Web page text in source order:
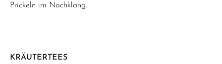
Prickeln im Nachklang.
KRÄUTERTEES